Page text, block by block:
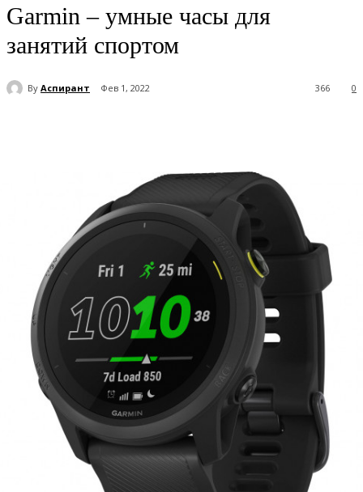
Garmin – умные часы для
занятий спортом
By Аспирант Фев 1, 2022 0
366